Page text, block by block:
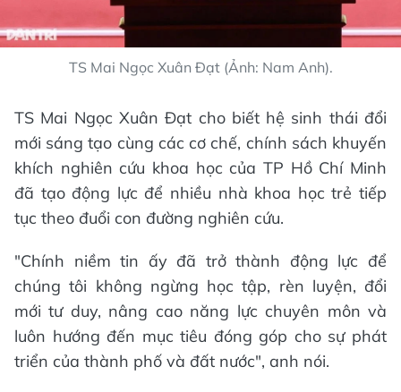
TS Mai Ngọc Xuân Đạt (Ảnh: Nam Anh).
TS Mai Ngọc Xuân Đạt cho biết hệ sinh thái đổi
mới sáng tạo cùng các cơ chế, chính sách khuyến
khích nghiên cứu khoa học của TP Hồ Chí Minh
đã tạo động lực để nhiều nhà khoa học trẻ tiếp
tục theo đuổi con đường nghiên cứu.
"Chính niềm tin ấy đã trở thành động lực để
chúng tôi không ngừng học tập, rèn luyện, đổi
mới tư duy, nâng cao năng lực chuyên môn và
luôn hướng đến mục tiêu đóng góp cho sự phát
triển của thành phố và đất nước", anh nói.